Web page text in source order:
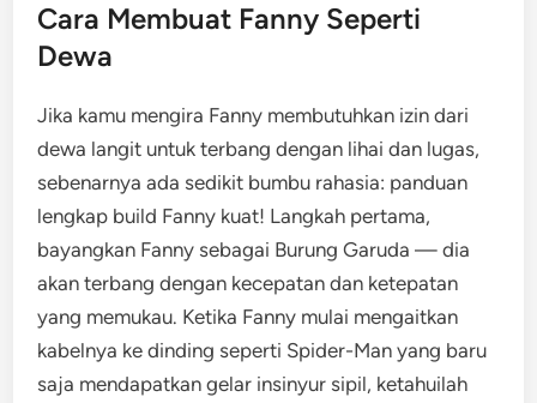
Cara Membuat Fanny Seperti
Dewa
Jika kamu mengira Fanny membutuhkan izin dari
dewa langit untuk terbang dengan lihai dan lugas,
sebenarnya ada sedikit bumbu rahasia: panduan
lengkap build Fanny kuat! Langkah pertama,
bayangkan Fanny sebagai Burung Garuda — dia
akan terbang dengan kecepatan dan ketepatan
yang memukau. Ketika Fanny mulai mengaitkan
kabelnya ke dinding seperti Spider-Man yang baru
saja mendapatkan gelar insinyur sipil, ketahuilah